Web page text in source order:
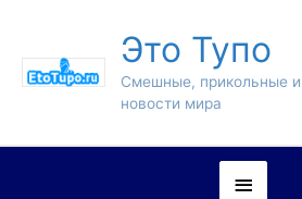
Это Тупо
Смешные, прикольные и
новости мира